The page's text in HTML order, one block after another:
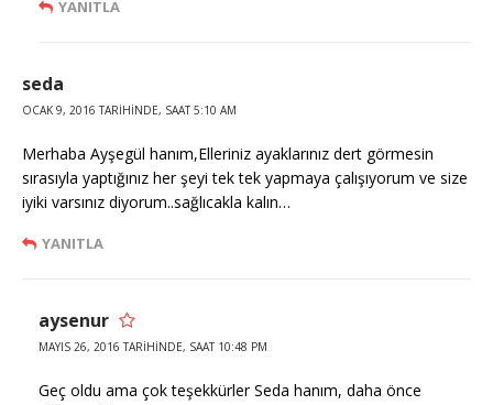
YANITLA
seda
OCAK 9, 2016 TARIHINDE, SAAT 5:10 AM
Merhaba Ayşegül hanım,Elleriniz ayaklarınız dert görmesin
sırasıyla yaptığınız her şeyi tek tek yapmaya çalışıyorum ve size
iyiki varsınız diyorum..sağlıcakla kalın…
YANITLA
aysenur
MAYIS 26, 2016 TARIHINDE, SAAT 10:48 PM
Geç oldu ama çok teşekkürler Seda hanım, daha önce